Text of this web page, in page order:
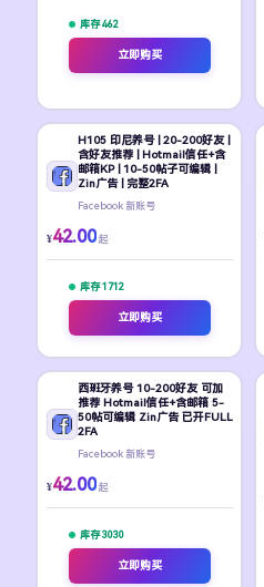
库存 462
立即购买
H105 印尼养号 | 20-200好友 |
含好友推荐 | Hotmail信任+含
邮箱KP | 10-50帖子可编辑 |
Zin广告 | 完整2FA
Facebook 新账号
¥42.00 起
库存 1712
立即购买
西班牙养号 10-200好友 可加
推荐 Hotmail信任+含邮箱 5-
50帖可编辑 Zin广告 已开FULL
2FA
Facebook 新账号
¥42.00 起
库存 3030
立即购买